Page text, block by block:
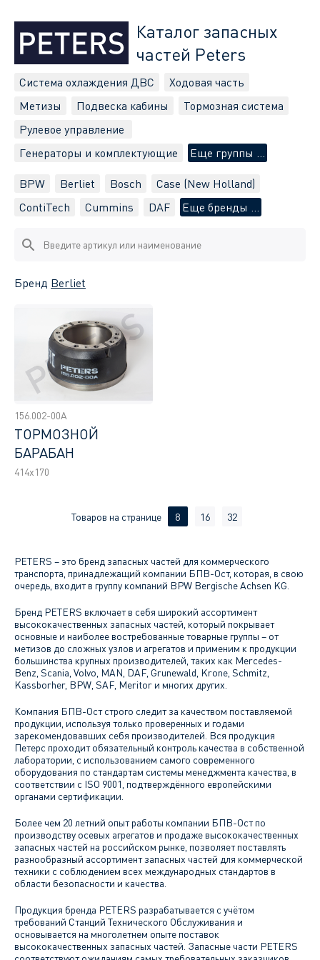
Каталог запасных
частей Peters
Система охлаждения ДВС
Ходовая часть
Метизы
Подвеска кабины
Тормозная система
Рулевое управление
Генераторы и комплектующие
Еще группы ...
BPW Berliet Bosch
Case (New Holland)
ContiTech
Cummins DAF Еще бренды ...
Бренд Berliet
156.002-00A
ТОРМОЗНОЙ
БАРАБАН
414x170
Товаров на странице 8 16 32
PETERS – это бренд запасных частей для коммерческого
транспорта, принадлежащий компании БПВ-Ост, которая, в свою
очередь, входит в группу компаний BPW Bergische Achsen KG.
Бренд PETERS включает в себя широкий ассортимент
высококачественных запасных частей, который покрывает
основные и наиболее востребованные товарные группы – от
метизов до сложных узлов и агрегатов и применим к продукции
большинства крупных производителей, таких как Mercedes-
Benz, Scania, Volvo, MAN, DAF, Grunewald, Krone, Schmitz,
Kassborher, BPW, SAF, Meritor и многих других.
Компания БПВ-Ост строго следит за качеством поставляемой
продукции, используя только проверенных и годами
зарекомендовавших себя производителей. Вся продукция
Петерс проходит обязательный контроль качества в собственной
лаборатории, с использованием самого современного
оборудования по стандартам системы менеджмента качества, в
соответствии с ISO 9001, подтверждённого европейскими
органами сертификации.
Более чем 20 летний опыт работы компании БПВ-Ост по
производству осевых агрегатов и продаже высококачественных
запасных частей на российском рынке, позволяет поставлять
разнообразный ассортимент запасных частей для коммерческой
техники с соблюдением всех международных стандартов в
области безопасности и качества.
Продукция бренда PETERS разрабатывается с учётом
требований Станций Технического Обслуживания и
основывается на многолетнем опыте поставок
высококачественных запасных частей. Запасные части PETERS